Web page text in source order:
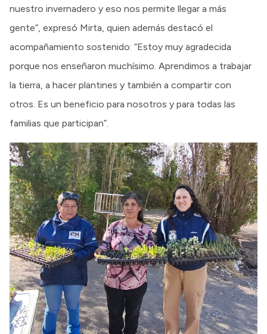
nuestro invernadero y eso nos permite llegar a más
gente”, expresó Mirta, quien además destacó el
acompañamiento sostenido: “Estoy muy agradecida
porque nos enseñaron muchísimo. Aprendimos a trabajar
la tierra, a hacer plantines y también a compartir con
otros. Es un beneficio para nosotros y para todas las
familias que participan”.